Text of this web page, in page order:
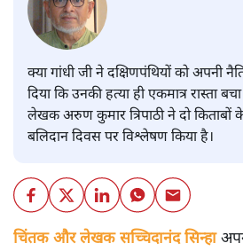
क्या गांधी जी ने दक्षिणपंथियों को अपनी
दिया कि उनकी हत्या ही एकमात्र रास्ता
लेखक अरुण कुमार त्रिपाठी ने दो किताबों के
बलिदान दिवस पर विश्लेषण किया है।
चिंतक और लेखक सच्चिदानंद सिन्हा